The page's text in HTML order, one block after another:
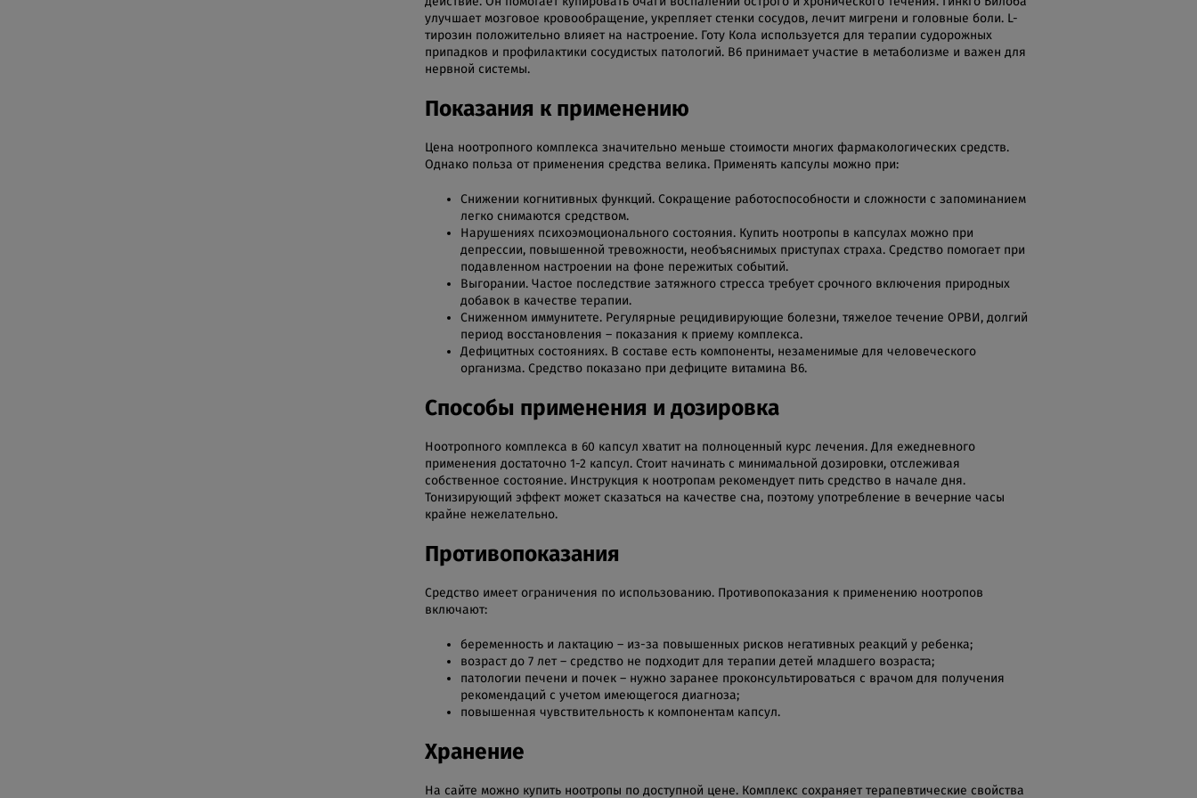
улучшает мозговое кровообращение, укрепляет стенки сосудов, лечит мигрени и головные боли. L-
тирозин положительно влияет на настроение. Готу Кола используется для терапии судорожных
припадков и профилактики сосудистых патологий. B6 принимает участие в метаболизме и важен для
нервной системы.
Показания к применению
Цена ноотропного комплекса значительно меньше стоимости многих фармакологических средств.
Однако польза от применения средства велика. Применять капсулы можно при:
Снижении когнитивных функций. Сокращение работоспособности и сложности с запоминанием
легко снимаются средством.
Нарушениях психоэмоционального состояния. Купить ноотропы в капсулах можно при
депрессии, повышенной тревожности, необъяснимых приступах страха. Средство помогает при
подавленном настроении на фоне пережитых событий.
Выгорании. Частое последствие затяжного стресса требует срочного включения природных
добавок в качестве терапии.
Сниженном иммунитете. Регулярные рецидивирующие болезни, тяжелое течение ОРВИ, долгий
период восстановления – показания к приему комплекса.
Дефицитных состояниях. В составе есть компоненты, незаменимые для человеческого
организма. Средство показано при дефиците витамина В6.
Способы применения и дозировка
Ноотропного комплекса в 60 капсул хватит на полноценный курс лечения. Для ежедневного
применения достаточно 1-2 капсул. Стоит начинать с минимальной дозировки, отслеживая
собственное состояние. Инструкция к ноотропам рекомендует пить средство в начале дня.
Тонизирующий эффект может сказаться на качестве сна, поэтому употребление в вечерние часы
крайне нежелательно.
Противопоказания
Средство имеет ограничения по использованию. Противопоказания к применению ноотропов
включают:
беременность и лактацию – из-за повышенных рисков негативных реакций у ребенка;
возраст до 7 лет – средство не подходит для терапии детей младшего возраста;
патологии печени и почек – нужно заранее проконсультироваться с врачом для получения
рекомендаций с учетом имеющегося диагноза;
повышенная чувствительность к компонентам капсул.
Хранение
На сайте можно купить ноотропы по доступной цене. Комплекс сохраняет терапевтические свойства